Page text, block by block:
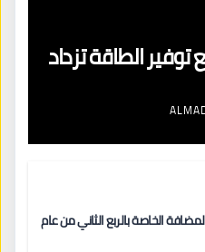
الطاقة تزداد
الخاصة بالربع الثاني من عام